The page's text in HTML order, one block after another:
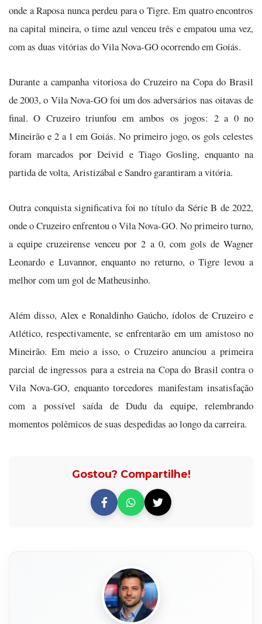
onde a Raposa nunca perdeu para o Tigre. Em quatro encontros
na capital mineira, o time azul venceu três e empatou uma vez,
com as duas vitórias do Vila Nova-GO ocorrendo em Goiás.
Durante a campanha vitoriosa do Cruzeiro na Copa do Brasil
de 2003, o Vila Nova-GO foi um dos adversários nas oitavas de
final. O Cruzeiro triunfou em ambos os jogos: 2 a 0 no
Mineirão e 2 a 1 em Goiás. No primeiro jogo, os gols celestes
foram marcados por Deivid e Tiago Gosling, enquanto na
partida de volta, Aristizábal e Sandro garantiram a vitória.
Outra conquista significativa foi no título da Série B de 2022,
onde o Cruzeiro enfrentou o Vila Nova-GO. No primeiro turno,
a equipe cruzeirense venceu por 2 a 0, com gols de Wagner
Leonardo e Luvannor, enquanto no returno, o Tigre levou a
melhor com um gol de Matheusinho.
Além disso, Alex e Ronaldinho Gaúcho, ídolos de Cruzeiro e
Atlético, respectivamente, se enfrentarão em um amistoso no
Mineirão. Em meio a isso, o Cruzeiro anunciou a primeira
parcial de ingressos para a estreia na Copa do Brasil contra o
Vila Nova-GO, enquanto torcedores manifestam insatisfação
com a possível saída de Dudu da equipe, relembrando
momentos polêmicos de suas despedidas ao longo da carreira.
Gostou? Compartilhe!